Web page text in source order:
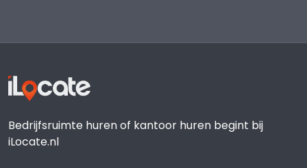
Bedrijfsruimte huren of kantoor huren begint bij
iLocate.nl